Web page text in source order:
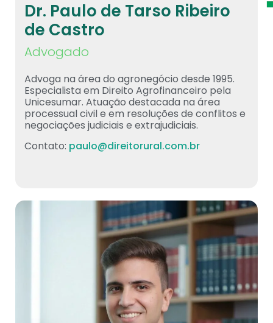
Dr. Paulo de Tarso Ribeiro
de Castro
Advogado
Advoga na área do agronegócio desde 1995.
Especialista em Direito Agrofinanceiro pela
Unicesumar. Atuação destacada na área
processual civil e em resoluções de conflitos e
negociações judiciais e extrajudiciais.
Contato: paulo@direitorural.com.br